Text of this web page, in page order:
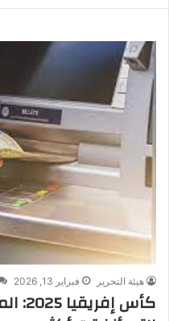
هيئة التحرير فبراير 13, 2026
كأس